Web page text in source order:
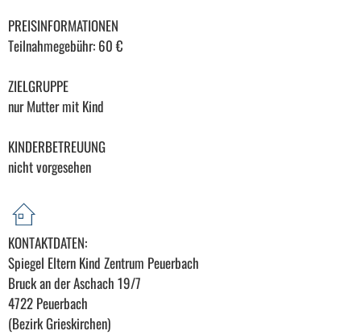
PREISINFORMATIONEN
Teilnahmegebühr: 60 €
ZIELGRUPPE
nur Mutter mit Kind
KINDERBETREUUNG
nicht vorgesehen
KONTAKTDATEN:
Spiegel Eltern Kind Zentrum Peuerbach
Bruck an der Aschach 19/7
4722 Peuerbach
(Bezirk Grieskirchen)